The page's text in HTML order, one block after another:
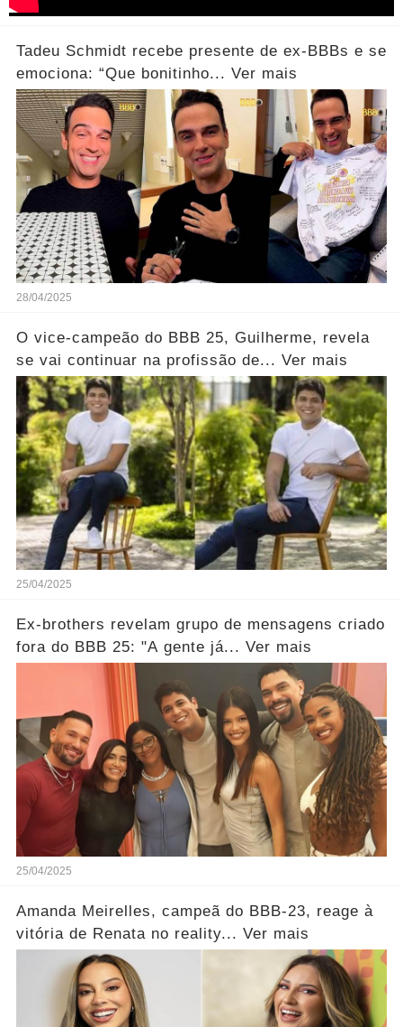
Tadeu Schmidt recebe presente de ex-BBBs e se
emociona: “Que bonitinho... Ver mais
28/04/2025
O vice-campeão do BBB 25, Guilherme, revela
se vai continuar na profissão de... Ver mais
25/04/2025
Ex-brothers revelam grupo de mensagens criado
fora do BBB 25: "A gente já... Ver mais
25/04/2025
Amanda Meirelles, campeã do BBB-23, reage à
vitória de Renata no reality... Ver mais